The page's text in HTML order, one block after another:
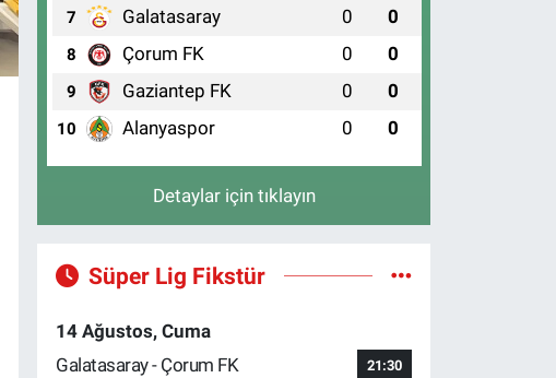
7 Galatasaray 0 0
8 Çorum FK 0 0
9 Gaziantep FK 0 0
10 Alanyaspor 0 0
Detaylar için tıklayın
Süper Lig Fikstür
14 Ağustos, Cuma
Galatasaray - Çorum FK
21:30